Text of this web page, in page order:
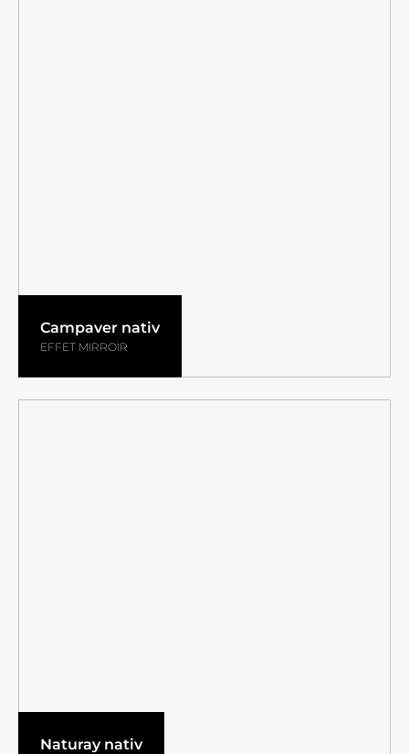
Campaver nativ
EFFET MIRROIR
Naturay nativ